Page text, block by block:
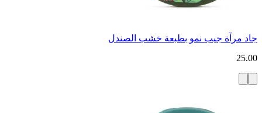
جاد مرآة جيب نمو بطبعة خشب الصندل
25.00